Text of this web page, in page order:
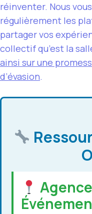
réinventer. Nous
régulièrement les
partager vos
collectif qu’est la
ainsi sur une
d’évasion.